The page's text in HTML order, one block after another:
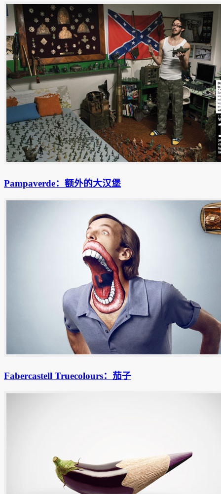
Pampaverde：额外的大汉堡
Fabercastell Truecolours：茄子